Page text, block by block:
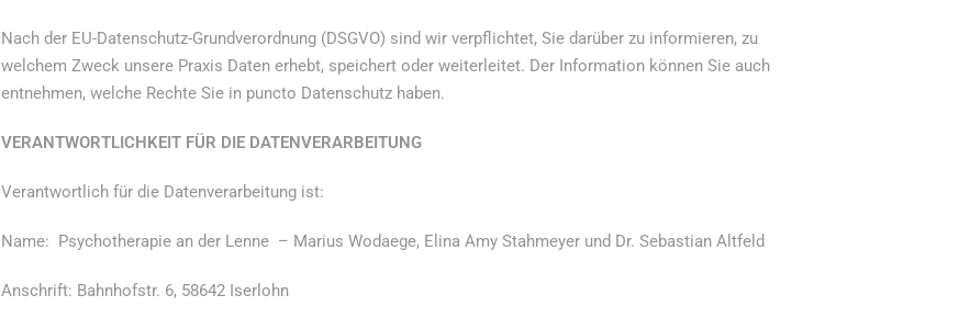
Nach der EU-Datenschutz-Grundverordnung (DSGVO) sind wir verpflichtet, Sie darüber zu informieren, zu
welchem Zweck unsere Praxis Daten erhebt, speichert oder weiterleitet. Der Information können Sie auch
entnehmen, welche Rechte Sie in puncto Datenschutz haben.
VERANTWORTLICHKEIT FÜR DIE DATENVERARBEITUNG
Verantwortlich für die Datenverarbeitung ist:
Name: Psychotherapie an der Lenne – Marius Wodaege, Elina Amy Stahmeyer und Dr. Sebastian Altfeld
Anschrift: Bahnhofstr. 6, 58642 Iserlohn